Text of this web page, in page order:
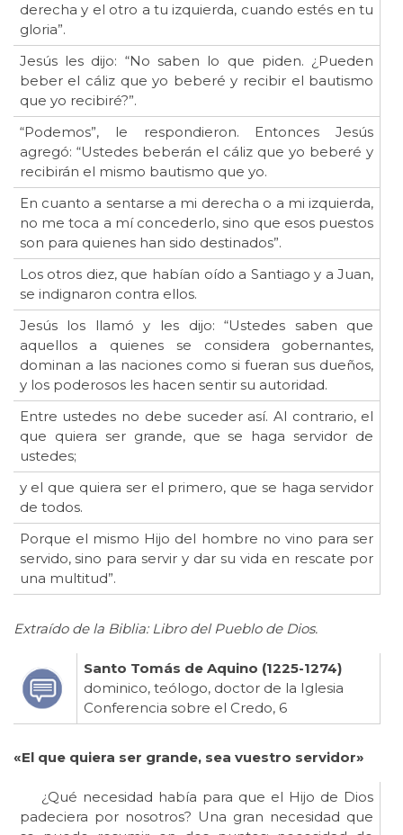
derecha y el otro a tu izquierda, cuando estés en tu
gloria”.
Jesús les dijo: “No saben lo que piden. ¿Pueden
beber el cáliz que yo beberé y recibir el bautismo
que yo recibiré?”.
“Podemos”, le respondieron. Entonces Jesús
agregó: “Ustedes beberán el cáliz que yo beberé y
recibirán el mismo bautismo que yo.
En cuanto a sentarse a mi derecha o a mi izquierda,
no me toca a mí concederlo, sino que esos puestos
son para quienes han sido destinados”.
Los otros diez, que habían oído a Santiago y a Juan,
se indignaron contra ellos.
Jesús los llamó y les dijo: “Ustedes saben que
aquellos a quienes se considera gobernantes,
dominan a las naciones como si fueran sus dueños,
y los poderosos les hacen sentir su autoridad.
Entre ustedes no debe suceder así. Al contrario, el
que quiera ser grande, que se haga servidor de
ustedes;
y el que quiera ser el primero, que se haga servidor
de todos.
Porque el mismo Hijo del hombre no vino para ser
servido, sino para servir y dar su vida en rescate por
una multitud”.
Extraído de la Biblia: Libro del Pueblo de Dios.
Santo Tomás de Aquino (1225-1274)
dominico, teólogo, doctor de la Iglesia
Conferencia sobre el Credo, 6
«El que quiera ser grande, sea vuestro servidor»
¿Qué necesidad había para que el Hijo de Dios
padeciera por nosotros? Una gran necesidad que